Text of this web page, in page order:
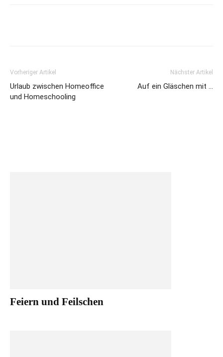
Vorheriger Artikel
Urlaub zwischen Homeoffice
und Homeschooling
Nächster Artikel
Auf ein Gläschen mit …
Feiern und Feilschen